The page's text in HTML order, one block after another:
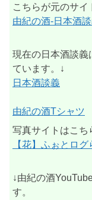
こちらが元のサイ
由紀の酒-日本酒
現在の日本酒談義
ています。↓
日本酒談義
由紀の酒Tシャツ
写真サイトはこち
【花】ふぉとログ
↓由紀の酒
す。